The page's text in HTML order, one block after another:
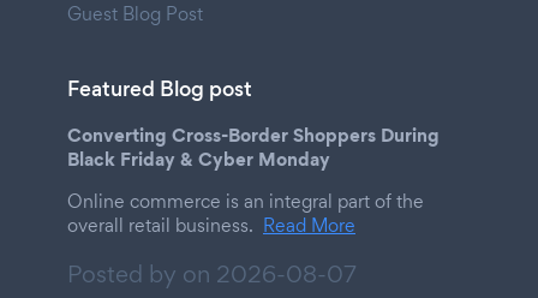
Guest Blog Post
Featured Blog post
Converting Cross-Border Shoppers During
Black Friday & Cyber Monday
Online commerce is an integral part of the
overall retail business. Read More
Posted by on 2026-08-07